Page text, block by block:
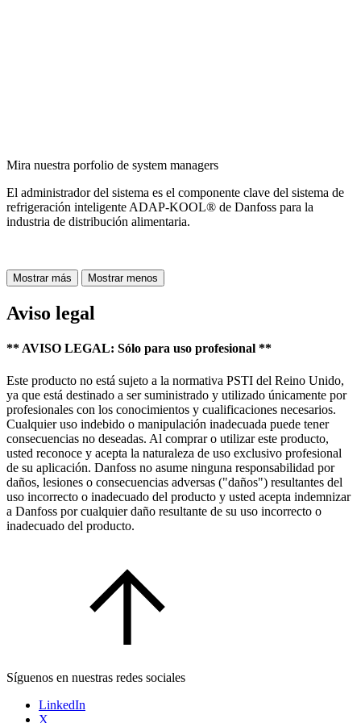
Mira nuestra porfolio de system managers
El administrador del sistema es el componente clave del sistema de
refrigeración inteligente ADAP-KOOL® de Danfoss para la
industria de distribución alimentaria.
Mostrar más Mostrar menos
Aviso legal
** AVISO LEGAL: Sólo para uso profesional **
Este producto no está sujeto a la normativa PSTI del Reino Unido,
ya que está destinado a ser suministrado y utilizado únicamente por
profesionales con los conocimientos y cualificaciones necesarios.
Cualquier uso indebido o manipulación inadecuada puede tener
consecuencias no deseadas. Al comprar o utilizar este producto,
usted reconoce y acepta la naturaleza de uso exclusivo profesional
de su aplicación. Danfoss no asume ninguna responsabilidad por
daños, lesiones o consecuencias adversas ("daños") resultantes del
uso incorrecto o inadecuado del producto y usted acepta indemnizar
a Danfoss por cualquier daño resultante de su uso incorrecto o
inadecuado del producto.
Síguenos en nuestras redes sociales
LinkedIn
X